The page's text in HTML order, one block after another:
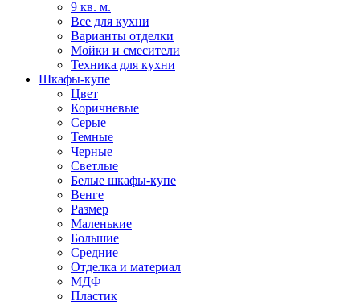
9 кв. м.
Все для кухни
Варианты отделки
Мойки и смесители
Техника для кухни
Шкафы-купе
Цвет
Коричневые
Серые
Темные
Черные
Светлые
Белые шкафы-купе
Венге
Размер
Маленькие
Большие
Средние
Отделка и материал
МДФ
Пластик